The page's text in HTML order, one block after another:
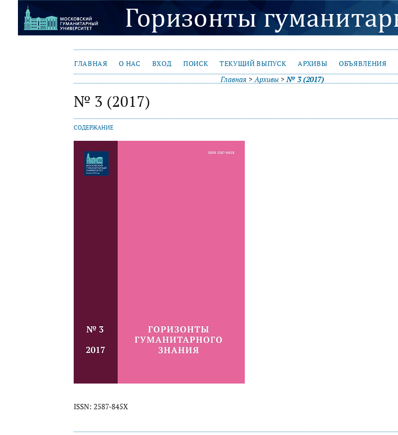
ГЛАВНАЯ О НАС ВХОД ПОИСК ТЕКУЩИЙ ВЫПУСК АРХИВЫ ОБЪЯВЛЕНИЯ
Главная >Архивы>№ 3 (2017)
№ 3 (2017)
СОДЕРЖАНИЕ
ISSN: 2587-845X